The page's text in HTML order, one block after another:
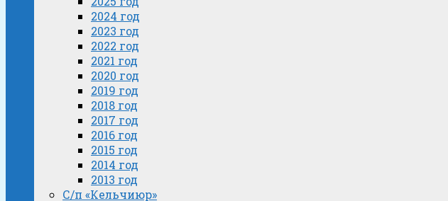
2024 год
2023 год
2022 год
2021 год
2020 год
2019 год
2018 год
2017 год
2016 год
2015 год
2014 год
2013 год
С/п «Кельчиюр»